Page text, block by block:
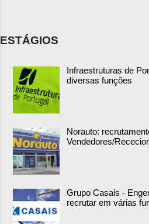
ESTÁGIOS
Infraestruturas de
diversas funções
Norauto:
Vendedores/
Grupo Casais -
recrutar em várias